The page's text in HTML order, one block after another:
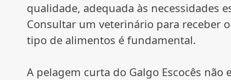
qualidade, adequada às necessidades
Consultar um veterinário para receber
tipo de alimentos é fundamental.
A pelagem curta do Galgo Escocês